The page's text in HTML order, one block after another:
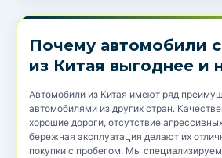
Почему автомобили
из Китая выгоднее и
Автомобили из Китая имеют ряд
автомобилями из других стран.
хорошие дороги, отсутствие
бережная эксплуатация делают их
покупки с пробегом. Мы